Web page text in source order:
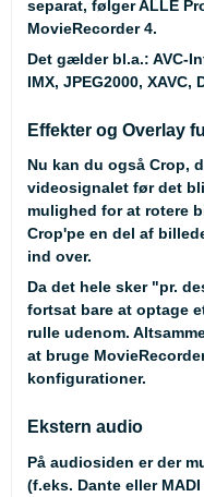
separat, følger ALLE
MovieRecorder 4.
Det gælder bl.a.: AVC-
IMX, JPEG2000, XAVC,
Effekter og Overlay
Nu kan du også Crop,
videosignalet før det
mulighed for at rotere
Crop'pe en del af
ind over.
Da det hele sker "pr.
fortsat bare at optage
rulle udenom.
at bruge
konfigurationer.
Ekstern audio
På audiosiden er der
(f.eks. Dante eller